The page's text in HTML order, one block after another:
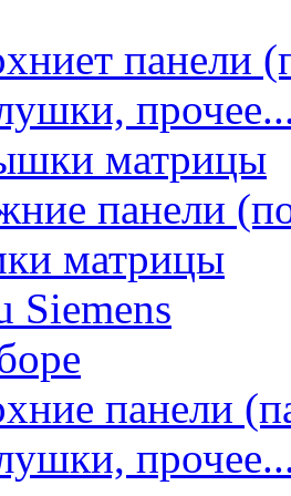
панели
матрицы
панели
матрицы
Siemens
панели